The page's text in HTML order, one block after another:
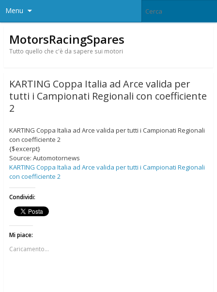
Menu
MotorsRacingSpares
Tutto quello che c'è da sapere sui motori
KARTING Coppa Italia ad Arce valida per
tutti i Campionati Regionali con coefficiente
2
KARTING Coppa Italia ad Arce valida per tutti i Campionati Regionali
con coefficiente 2
{$excerpt}
Source: Automotornews
KARTING Coppa Italia ad Arce valida per tutti i Campionati Regionali
con coefficiente 2
Condividi:
Mi piace:
Caricamento...